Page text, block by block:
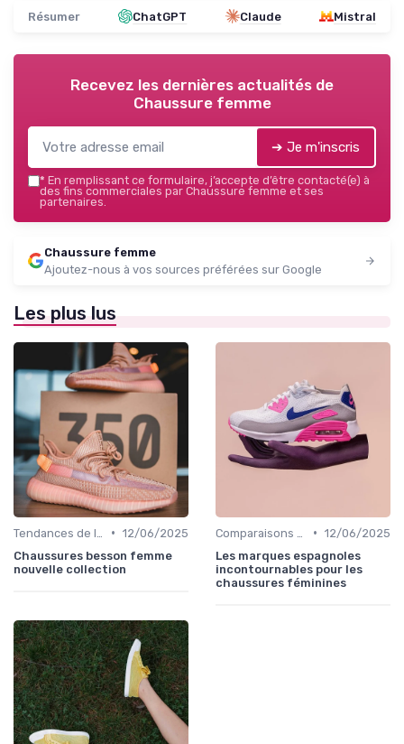
Résumer ChatGPT Claude Mistral
Recevez les dernières actualités de
Chaussure femme
➔ Je m'inscris
* En remplissant ce formulaire, j’accepte d’être contacté(e) à
des fins commerciales par Chaussure femme et ses
partenaires.
Chaussure femme
Ajoutez-nous à vos sources préférées sur Google
Les plus lus
• 12/06/2025
Chaussures besson femme
nouvelle collection
• 12/06/2025
Les marques espagnoles
incontournables pour les
chaussures féminines